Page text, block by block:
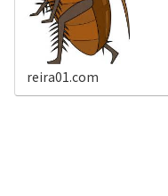
reira01.com